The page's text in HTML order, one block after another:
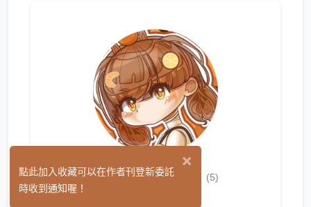
水豚 カピバラ (5)
×
點此加入收藏可以在作者刊登新委託
時收到通知喔！